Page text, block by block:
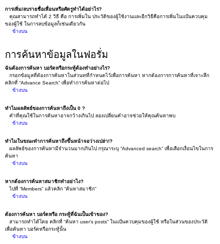
การเพิ่ม/ลบรายชื่อเพื่อนหรือศัตรูทำได้อย่าไร?
คุณสามารถทำได้ 2 วิธี คือ การเพิ่มใน ประวัติของผู้ใช้งานและอีกวิธีคือการเพิ่มในแป้นควบคุม
ของผู้ใช้ ในการลบข้อมูลก็เช่นเดียวกัน
ข้างบน
การค้นหาข้อมูลในฟอรั่ม
ฉันต้องการค้นหา บอร์ดหรือกระทู้ต้องทำอย่างไร?
กรอกข้อมูลที่ต้องการค้นหาในส่วนทที่กำหนดไว้เพื่อการค้นหา หากต้องการการค้นหาที่เจาะลึก
คลิกที่ “Advance Search” เพื่อทำการค้นหาต่อไป
ข้างบน
ทำไมผลลัพธ์ของการค้นหาถึงเป็น 0 ?
คำที่คุณใช้ในการค้นหาอาจกว้างเกินไป ลองเปลี่ยนคำอาจช่วยให้คุณค้นหาพบ
ข้างบน
ทำไมในขณะทำการค้นหาถึงขึ้นหน้าจอว่างเปล่า!?
ผลลัพธ์ของการค้นหามีจำนวนมากเกินไป กรุณาระบุ “Advanced search” เพื่อเลือกเงื่อนไขในการ
ค้นหา
ข้างบน
หากต้องการค้นหาสมาชิกทำอย่าไง?
ไปที่ “Members” แล้วคลิก “ค้นหาสมาชิก”
ข้างบน
ต้องการค้นหา บอร์ดหรือ กระทู้ที่ฉันเป็นเข้าของ?
สามารถทำได้โดย คลิกที่ “ค้นหา user’s posts” ในแป้นควบคุมของผู้ใช้ หรือในส่วนของประวัติ
เพื่อค้นหา บอร์ดหรือกระทู้นั้น
ข้างบน